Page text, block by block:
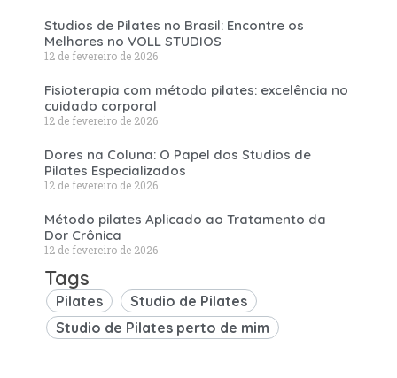
Studios de Pilates no Brasil: Encontre os
Melhores no VOLL STUDIOS
12 de fevereiro de 2026
Fisioterapia com método pilates: excelência no
cuidado corporal
12 de fevereiro de 2026
Dores na Coluna: O Papel dos Studios de
Pilates Especializados
12 de fevereiro de 2026
Método pilates Aplicado ao Tratamento da
Dor Crônica
12 de fevereiro de 2026
Tags
Pilates
Studio de Pilates
Studio de Pilates perto de mim